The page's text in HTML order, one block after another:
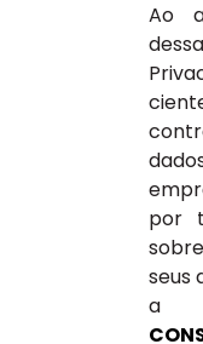
Ao
por
seus